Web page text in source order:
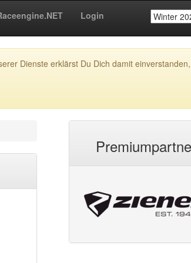
Login
Dienste erklärst Du Dich damit